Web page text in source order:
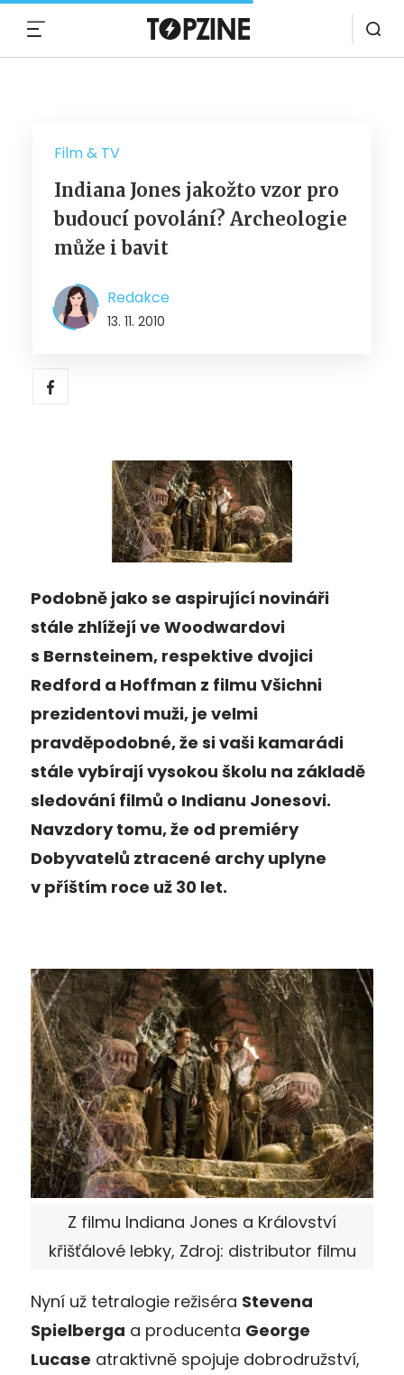
Film & TV
Indiana Jones jakožto vzor pro
budoucí povolání? Archeologie
může i bavit
Redakce
13. 11. 2010
Podobně jako se aspirující novináři
stále zhlížejí ve Woodwardovi
s Bernsteinem, respektive dvojici
Redford a Hoffman z filmu Všichni
prezidentovi muži, je velmi
pravděpodobné, že si vaši kamarádi
stále vybírají vysokou školu na základě
sledování filmů o Indianu Jonesovi.
Navzdory tomu, že od premiéry
Dobyvatelů ztracené archy uplyne
v příštím roce už 30 let.
Z filmu Indiana Jones a Království
křišťálové lebky, Zdroj: distributor filmu
Nyní už tetralogie režiséra Stevena
Spielberga a producenta George
Lucase atraktivně spojuje dobrodružství,